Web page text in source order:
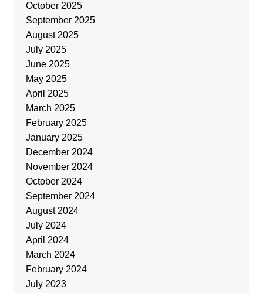
October 2025
September 2025
August 2025
July 2025
June 2025
May 2025
April 2025
March 2025
February 2025
January 2025
December 2024
November 2024
October 2024
September 2024
August 2024
July 2024
April 2024
March 2024
February 2024
July 2023